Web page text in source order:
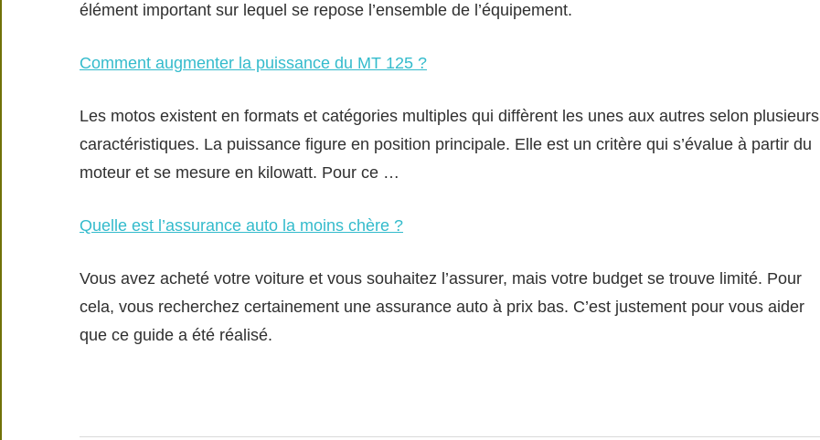
élément important sur lequel se repose l’ensemble de l’équipement.
Comment augmenter la puissance du MT 125 ?
Les motos existent en formats et catégories multiples qui diffèrent les unes aux autres selon plusieurs
caractéristiques. La puissance figure en position principale. Elle est un critère qui s’évalue à partir du
moteur et se mesure en kilowatt. Pour ce …
Quelle est l’assurance auto la moins chère ?
Vous avez acheté votre voiture et vous souhaitez l’assurer, mais votre budget se trouve limité. Pour
cela, vous recherchez certainement une assurance auto à prix bas. C’est justement pour vous aider
que ce guide a été réalisé.